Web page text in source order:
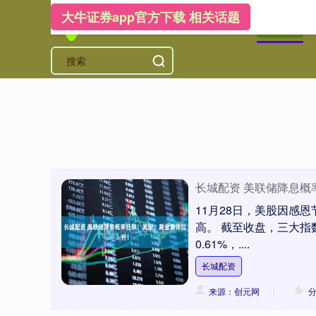
大牛证券app官方下载 相关话题
长城配资 美联储降息概
11月28日，美股因感
高。 截至收盘，三大
0.61%，....
长城配资
来源：创元网